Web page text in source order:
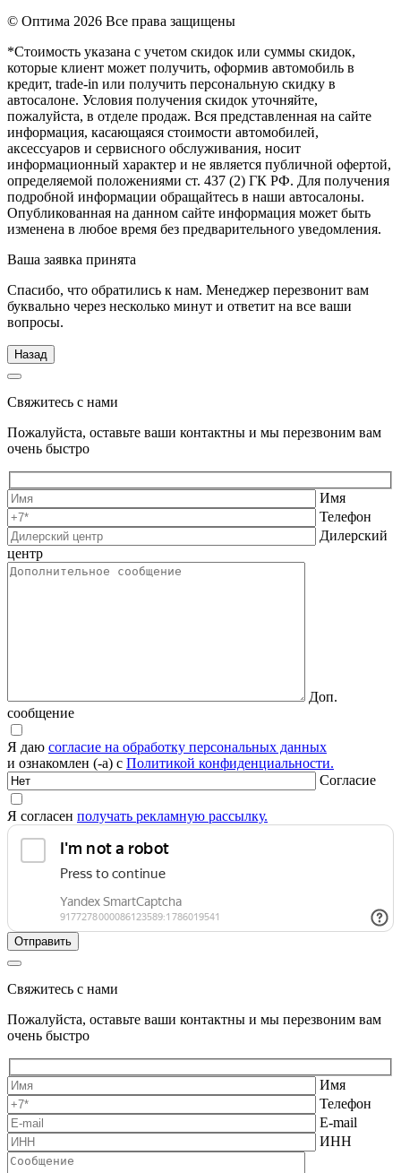
© Оптима 2026 Все права защищены
*Стоимость указана с учетом скидок или суммы скидок,
которые клиент может получить, оформив автомобиль в
кредит, trade-in или получить персональную скидку в
автосалоне. Условия получения скидок уточняйте,
пожалуйста, в отделе продаж. Вся представленная на сайте
информация, касающаяся стоимости автомобилей,
аксессуаров и сервисного обслуживания, носит
информационный характер и не является публичной офертой,
определяемой положениями ст. 437 (2) ГК РФ. Для получения
подробной информации обращайтесь в наши автосалоны.
Опубликованная на данном сайте информация может быть
изменена в любое время без предварительного уведомления.
Ваша заявка принята
Спасибо, что обратились к нам. Менеджер перезвонит вам
буквально через несколько минут и ответит на все ваши
вопросы.
Назад
Свяжитесь с нами
Пожалуйста, оставьте ваши контактны и мы перезвоним вам
очень быстро
Имя
Телефон
Дилерский
центр
Доп.
сообщение
Я даю согласие на обработку персональных данных
и ознакомлен (-а) с Политикой конфиденциальности.
Согласие
Я согласен получать рекламную рассылку.
Свяжитесь с нами
Пожалуйста, оставьте ваши контактны и мы перезвоним вам
очень быстро
Имя
Телефон
E-mail
ИНН